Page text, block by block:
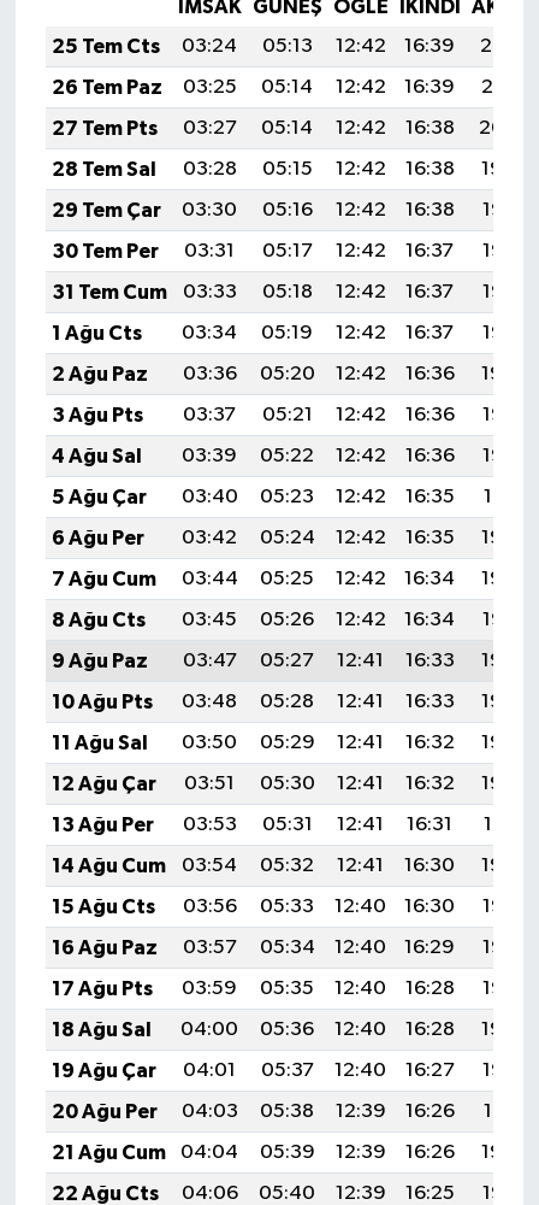
İMSAK GÜNEŞ ÖĞLE İKINDI
25 Tem Cts
03:24 05:13 12:42 16:39
20:02
26 Tem Paz
03:25 05:14 12:42 16:39
20:01
27 Tem Pts
03:27 05:14 12:42 16:38
20:00
28 Tem Sal
03:28 05:15 12:42 16:38
19:59
29 Tem Çar
03:30 05:16 12:42 16:38
19:58
30 Tem Per
03:31 05:17 12:42 16:37
19:57
31 Tem Cum
03:33 05:18 12:42 16:37
19:56
1 Ağu Cts
03:34 05:19 12:42 16:37
19:55
2 Ağu Paz
03:36 05:20 12:42 16:36
19:54
3 Ağu Pts
03:37 05:21 12:42 16:36
19:53
4 Ağu Sal
03:39 05:22 12:42 16:36
19:52
5 Ağu Çar
03:40 05:23 12:42 16:35
19:51
6 Ağu Per
03:42 05:24 12:42 16:35
19:50
7 Ağu Cum
03:44 05:25 12:42 16:34
19:48
8 Ağu Cts
03:45 05:26 12:42 16:34
19:47
9 Ağu Paz
03:47 05:27 12:41 16:33
19:46
10 Ağu Pts
03:48 05:28 12:41 16:33
19:45
11 Ağu Sal
03:50 05:29 12:41 16:32
19:43
12 Ağu Çar
03:51 05:30 12:41 16:32
19:42
13 Ağu Per
03:53 05:31 12:41 16:31
19:41
14 Ağu Cum
03:54 05:32 12:41 16:30
19:39
15 Ağu Cts
03:56 05:33 12:40 16:30
19:38
16 Ağu Paz
03:57 05:34 12:40 16:29
19:36
17 Ağu Pts
03:59 05:35 12:40 16:28
19:35
18 Ağu Sal
04:00 05:36 12:40 16:28
19:34
19 Ağu Çar
04:01 05:37 12:40 16:27
19:32
20 Ağu Per
04:03 05:38 12:39 16:26
19:31
21 Ağu Cum
04:04 05:39 12:39 16:26
19:29
22 Ağu Cts
04:06 05:40 12:39 16:25
19:28
Güreş
Halter
Motor Sporları
Su Sporları
Diğer Spor Dalları
Futbolcular